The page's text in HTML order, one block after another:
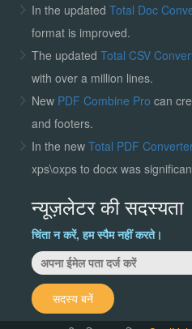
In the updated Total Doc
format is improved.
The updated Total CSV
with over a million lines.
New PDF Combine Pro can
and footers.
In the new Total PDF
xps\oxps to docx was
न्यूज़लेटर की सदस्यता
चिंता न करें, हम स्पैम नहीं करते।
सदस्य बनें